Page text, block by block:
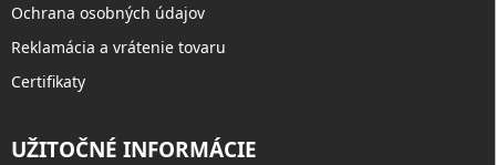
Ochrana osobných údajov
Reklamácia a vrátenie tovaru
Certifikaty
UŽITOČNÉ INFORMÁCIE